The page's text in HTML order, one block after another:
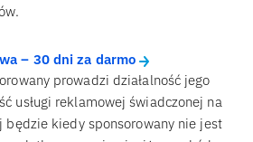
– 30 dni za darmo
prowadzi działalność jego
usługi reklamowej świadczonej na
będzie kiedy sponsorowany nie jest